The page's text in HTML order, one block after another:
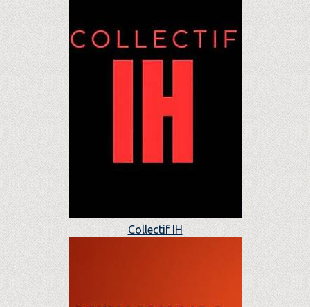
Collectif IH